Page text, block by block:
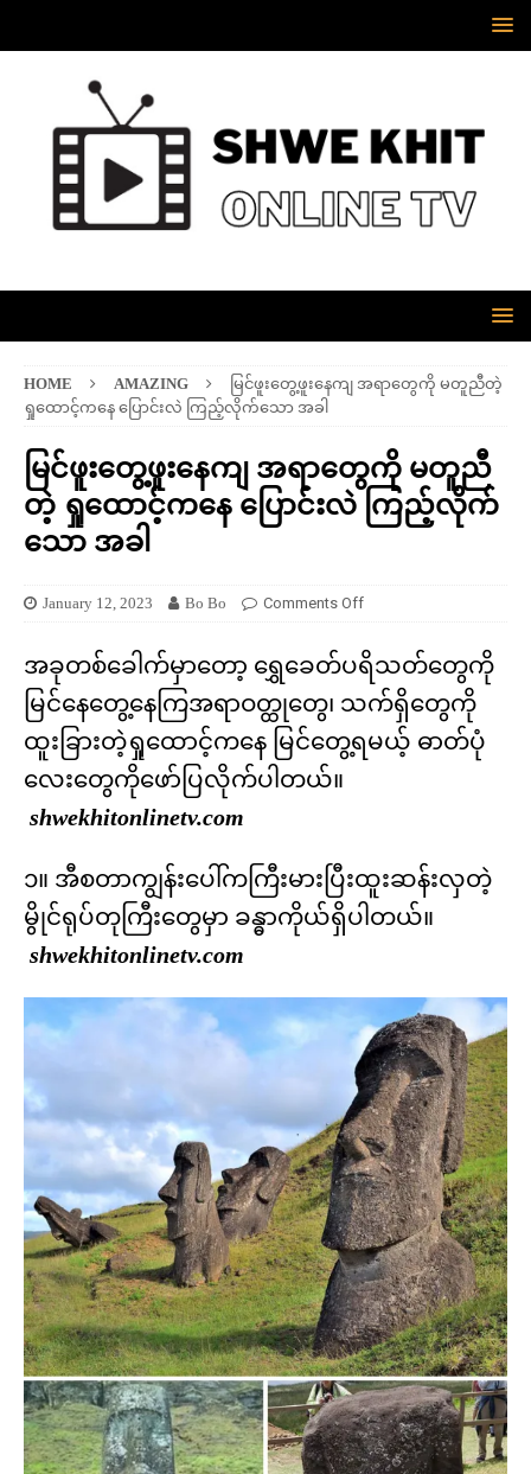
HOME AMAZING
မြင်ဖူးတွေ့ဖူးနေကျ အရာတွေကို မတူညီတဲ့
ရှုထောင့်ကနေ ပြောင်းလဲ ကြည့်လိုက်သော အခါ
မြင်ဖူးတွေ့ဖူးနေကျ အရာတွေကို မတူညီ
တဲ့ ရှုထောင့်ကနေ ပြောင်းလဲ ကြည့်လိုက်
သော အခါ
January 12, 2023 Bo Bo Comments Off
အခုတစ်ခေါက်မှာတော့ ရွှေခေတ်ပရိသတ်တွေကို
မြင်နေတွေ့နေကြအရာဝတ္ထုတွေ၊ သက်ရှိတွေကို
ထူးခြားတဲ့ရှုထောင့်ကနေ မြင်တွေ့ရမယ့် ဓာတ်ပုံ
လေးတွေကိုဖော်ပြလိုက်ပါတယ်။
shwekhitonlinetv.com
၁။ အီစတာကျွန်းပေါ်ကကြီးမားပြီးထူးဆန်းလှတဲ့
မွိုင်ရုပ်တုကြီးတွေမှာ ခန္ဓာကိုယ်ရှိပါတယ်။
shwekhitonlinetv.com